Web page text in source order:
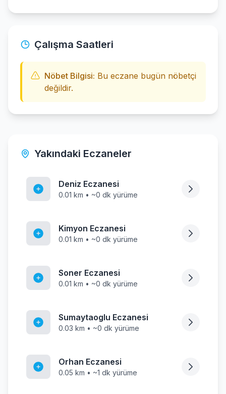
Çalışma Saatleri
Nöbet Bilgisi: Bu eczane bugün nöbetçi
değildir.
Yakındaki Eczaneler
Deniz Eczanesi
0.01 km • ~0 dk yürüme
Kimyon Eczanesi
0.01 km • ~0 dk yürüme
Soner Eczanesi
0.01 km • ~0 dk yürüme
Sumaytaoglu Eczanesi
0.03 km • ~0 dk yürüme
Orhan Eczanesi
0.05 km • ~1 dk yürüme